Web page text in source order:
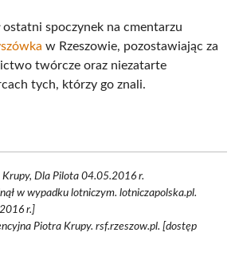
ostatni spoczynek na cmentarzu
w Rzeszowie, pozostawiając za
twórcze oraz niezatarte
tych, którzy go znali.
Krupy, Dla Pilota 04.05.2016 r.
w wypadku lotniczym. lotniczapolska.pl.
r.]
Piotra Krupy. rsf.rzeszow.pl. [dostęp